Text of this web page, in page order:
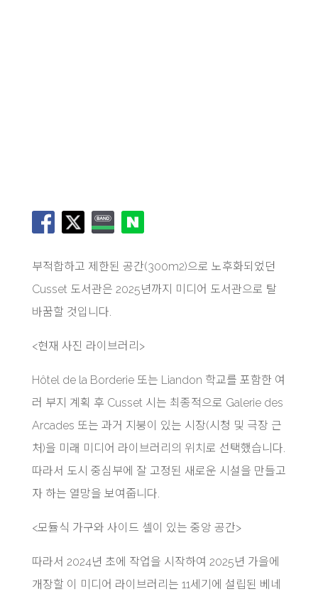
부적합하고 제한된 공간(300m2)으로 노후화되었던
Cusset 도서관은 2025년까지 미디어 도서관으로 탈
바꿈할 것입니다.
<현재 사진 라이브러리>
Hôtel de la Borderie 또는 Liandon 학교를 포함한 여
러 부지 계획 후 Cusset 시는 최종적으로 Galerie des
Arcades 또는 과거 지붕이 있는 시장(시청 및 극장 근
처)을 미래 미디어 라이브러리의 위치로 선택했습니다.
따라서 도시 중심부에 잘 고정된 새로운 시설을 만들고
자 하는 열망을 보여줍니다.
<모듈식 가구와 사이드 셀이 있는 중앙 공간>
따라서 2024년 초에 작업을 시작하여 2025년 가을에
개장할 이 미디어 라이브러리는 11세기에 설립된 베네